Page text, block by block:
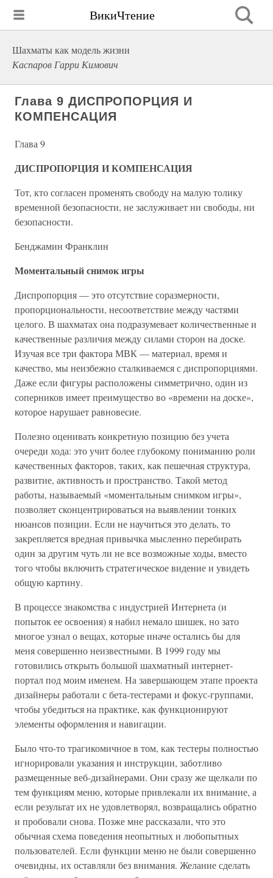
ВикиЧтение
Шахматы как модель жизни
Каспаров Гарри Кимович
Глава 9 ДИСПРОПОРЦИЯ И
КОМПЕНСАЦИЯ
Глава 9
ДИСПРОПОРЦИЯ И КОМПЕНСАЦИЯ
Тот, кто согласен променять свободу на малую толику
временной безопасности, не заслуживает ни свободы, ни
безопасности.
Бенджамин Франклин
Моментальный снимок игры
Диспропорция — это отсутствие соразмерности,
пропорциональности, несоответствие между частями
целого. В шахматах она подразумевает количественные и
качественные различия между силами сторон на доске.
Изучая все три фактора МВК — материал, время и
качество, мы неизбежно сталкиваемся с диспропорциями.
Даже если фигуры расположены симметрично, один из
соперников имеет преимущество во «времени на доске»,
которое нарушает равновесие.
Полезно оценивать конкретную позицию без учета
очереди хода: это учит более глубокому пониманию роли
качественных факторов, таких, как пешечная структура,
развитие, активность и пространство. Такой метод
работы, называемый «моментальным снимком игры»,
позволяет сконцентрироваться на выявлении тонких
нюансов позиции. Если не научиться это делать, то
закрепляется вредная привычка мысленно перебирать
один за другим чуть ли не все возможные ходы, вместо
того чтобы включить стратегическое видение и увидеть
общую картину.
В процессе знакомства с индустрией Интернета (и
попыток ее освоения) я набил немало шишек, но зато
многое узнал о вещах, которые иначе остались бы для
меня совершенно неизвестными. В 1999 году мы
готовились открыть большой шахматный интернет-
портал под моим именем. На завершающем этапе проекта
дизайнеры работали с бета-тестерами и фокус-группами,
чтобы убедиться на практике, как функционируют
элементы оформления и навигации.
Было что-то трагикомичное в том, как тестеры полностью
игнорировали указания и инструкции, заботливо
размещенные веб-дизайнерами. Они сразу же щелкали по
тем функциям меню, которые привлекали их внимание, а
если результат их не удовлетворял, возвращались обратно
и пробовали снова. Позже мне рассказали, что это
обычная схема поведения неопытных и любопытных
пользователей. Если функции меню не были совершенно
очевидны, их оставляли без внимания. Желание сделать